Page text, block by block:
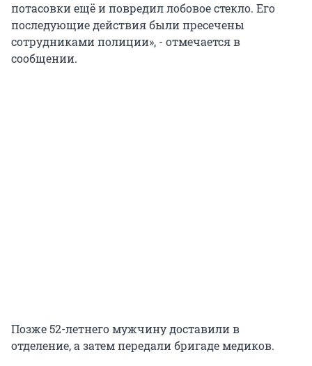
потасовки ещё и повредил лобовое стекло. Его
последующие действия были пресечены
сотрудниками полиции», - отмечается в
сообщении.
Позже 52-летнего мужчину доставили в
отделение, а затем передали бригаде медиков.